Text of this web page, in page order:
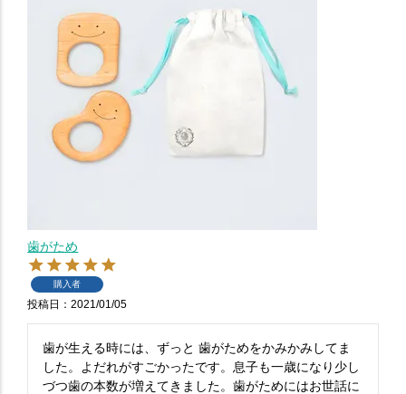
歯がため
購入者
投稿日 2021/01/05
歯が生える時には、ずっと 歯がためをかみかみしてま
した。よだれがすごかったです。息子も一歳になり少し
づつ歯の本数が増えてきました。歯がためにはお世話に